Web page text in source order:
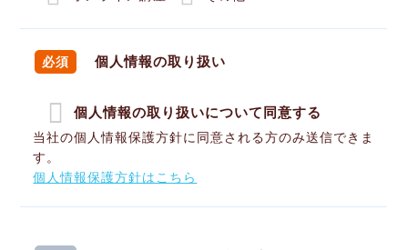
必須 個人情報の取り扱い
個人情報の取り扱いについて同意する
当社の個人情報保護方針に同意される方のみ送信できま
す。
個人情報保護方針はこちら